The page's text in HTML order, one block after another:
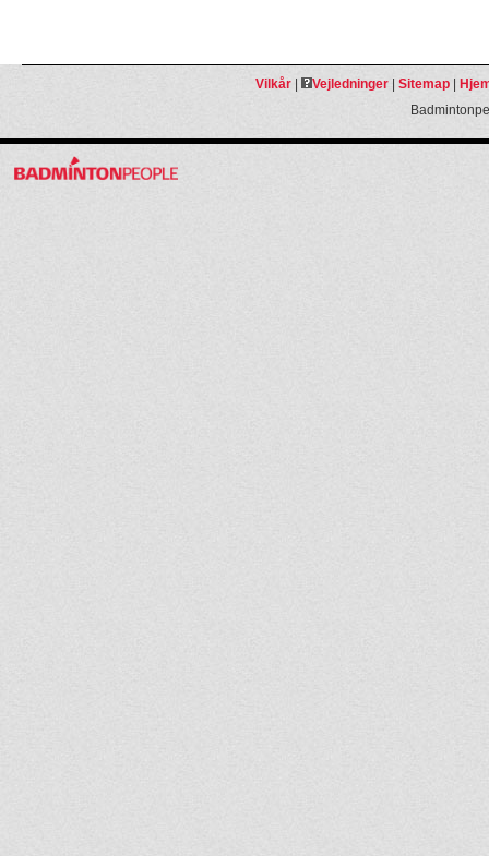
Vilkår| Vejledninger| Sitemap|